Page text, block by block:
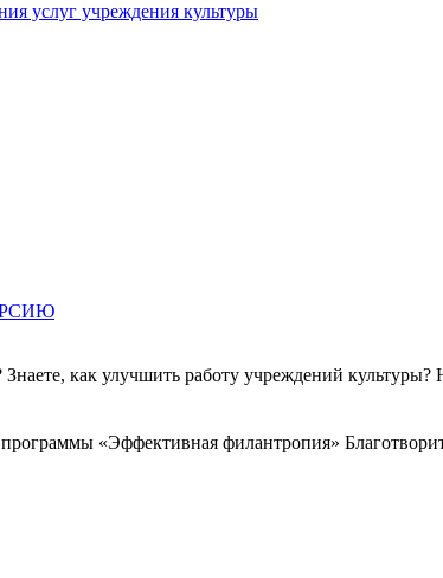
услуг учреждения культуры
как улучшить работу учреждений культуры?
«Эффективная филантропия»